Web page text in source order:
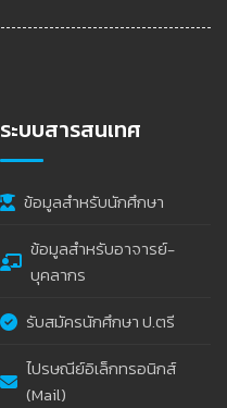
ระบบสารสนเทศ
ข้อมูลสำหรับนักศึกษา
ข้อมูลสำหรับอาจารย์-
บุคลากร
รับสมัครนักศึกษา ป.ตรี
ไปรษณีย์อิเล็กทรอนิกส์
(Mail)